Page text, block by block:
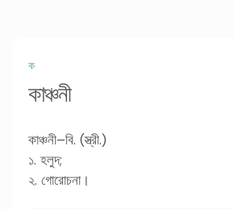
ক
কাঞ্চনী
কাঞ্চনী–বি. (স্ত্রী.)
১. হলুদ;
২. গোরোচনা।